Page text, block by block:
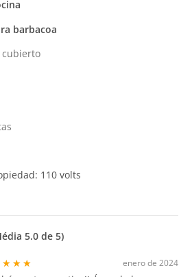
barbacoa
cubierto
110 volts
5.0 de 5)
enero de 2024